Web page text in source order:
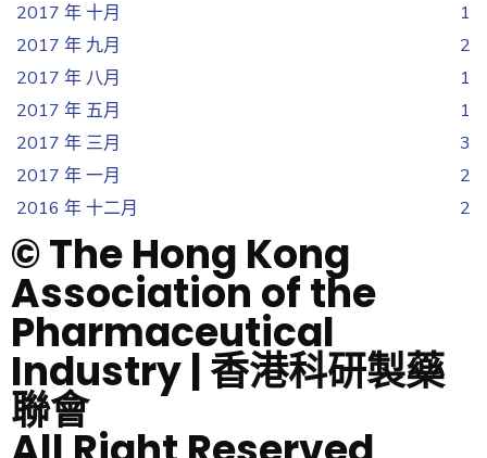
2017 年 十月
1
2017 年 九月
2
2017 年 八月
1
2017 年 五月
1
2017 年 三月
3
2017 年 一月
2
2016 年 十二月
2
© The Hong Kong
Association of the
Pharmaceutical
Industry | 香港科研製藥
聯會